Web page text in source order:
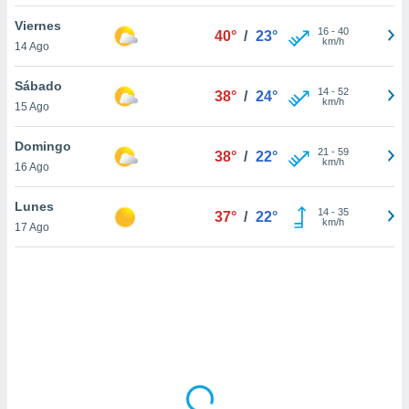
sitio
En
sean
el sitio
ni para
o
Viernes
14 Ago
40° / 23° 16- 40
km/h
Sábado
15 Ago
38° / 24° 14- 52
km/h
Domingo
16 Ago
38° / 22° 21 - 59
km/h
Lunes
17 Ago
37° / 22° 14- 35
km/h